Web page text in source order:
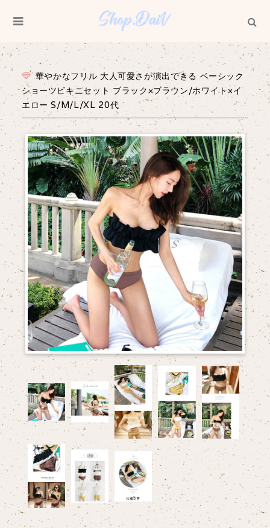
華やかなフリル 大人可愛さが演出できる ベーシック
ショーツビキニセット ブラック×ブラウン/ホワイト×イ
エロー S/M/L/XL 20代